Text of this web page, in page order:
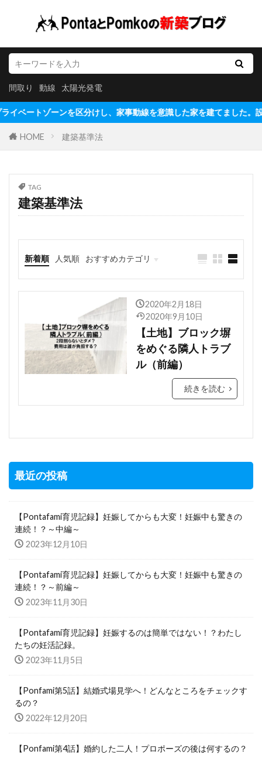
間取り 動線 太陽光発電
トゾーンを区分けし、家事動線を意識した家を建てました。設計
HOME 建築基準法
TAG
建築基準法
新着順 人気順 おすすめカテゴリ
どっちにする？
2020年2月18日
2020年9月10日
【土地】ブロック塀
をめぐる隣人トラブ
ル（前編）
続きを読む
最近の投稿
【Pontafami育児記録】妊娠してからも大変！妊娠中も驚きの
連続！？～中編～
2023年12月10日
【Pontafami育児記録】妊娠してからも大変！妊娠中も驚きの
連続！？～前編～
2023年11月30日
【Pontafami育児記録】妊娠するのは簡単ではない！？わたし
たちの妊活記録。
2023年11月5日
【Ponfami第5話】結婚式場見学へ！どんなところをチェックす
るの？
2022年12月20日
【Ponfami第4話】婚約した二人！プロポーズの後は何するの？